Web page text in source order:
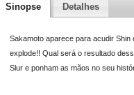
Sinopse Detalhes
Sakamoto aparece para acudir
explode!! Qual será o resultado
Slur e ponham as mãos no seu